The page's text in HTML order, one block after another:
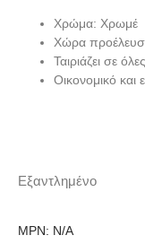
Χρώμα: Χρωμέ
Χώρα
Ταιριάζει σε
Οικονομικό
Εξαντλημένο
MPN: N/A